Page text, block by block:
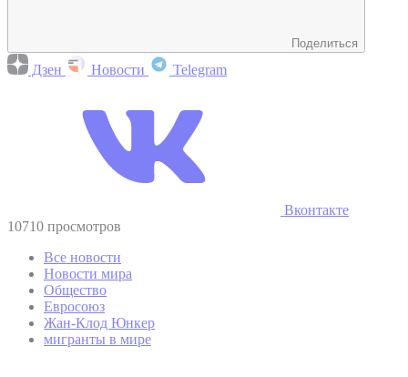
Поделиться
Дзен Новости Telegram
Вконтакте
10710 просмотров
Все новости
Новости мира
Общество
Евросоюз
Жан-Клод Юнкер
мигранты в мире